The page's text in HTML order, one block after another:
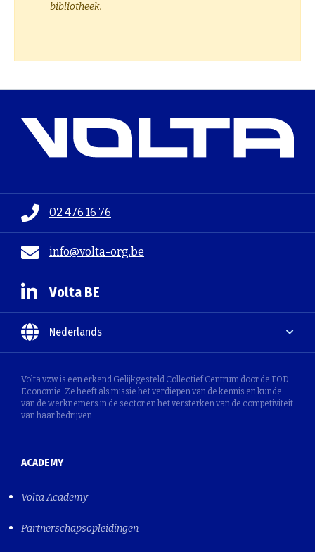
bibliotheek.
02 476 16 76
info@volta-org.be
Volta vzw is een erkend Gelijkgesteld Collectief Centrum door de FOD
Economie. Ze heeft als missie het verdiepen van de kennis en kunde
van de werknemers in de sector en het versterken van de competiviteit
van haar bedrijven.
Volta BE
Nederlands
ACADEMY
Volta Academy
Partnerschapsopleidingen